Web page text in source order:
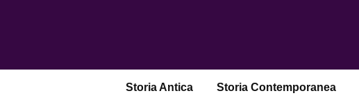
Storia Antica Storia Contemporanea